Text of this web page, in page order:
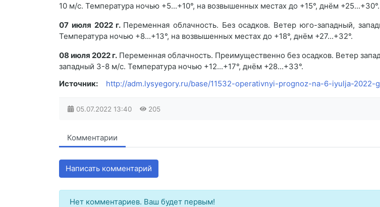
10 м/с. Температура ночью +5...+10°, на возвышенных местах до +15°, днём +25...+30°.
07 июля 2022 г. Переменная облачность. Без осадков. Ветер юго-западный,
Температура ночью +8...+13°, на возвышенных местах до +18°, днём +27...+32°.
08 июля 2022 г. Переменная облачность. Преимущественно без осадков. Ветер
западный 3-8 м/с. Температура ночью +12...+17°, днём +28...+33°.
Источник:
http://adm.lysyegory.ru/base/11532-operativnyi-prognoz-na-6-iyulja-2022-
05.07.2022 13:40 205
Комментарии
Написать комментарий
Нет комментариев. Ваш будет первым!